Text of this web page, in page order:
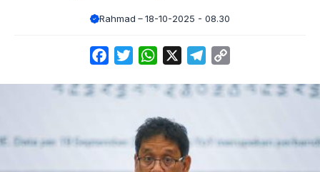
Rahmad 18-10-2025 - 08.30
FacebookTwitterWhatsApp Telegram